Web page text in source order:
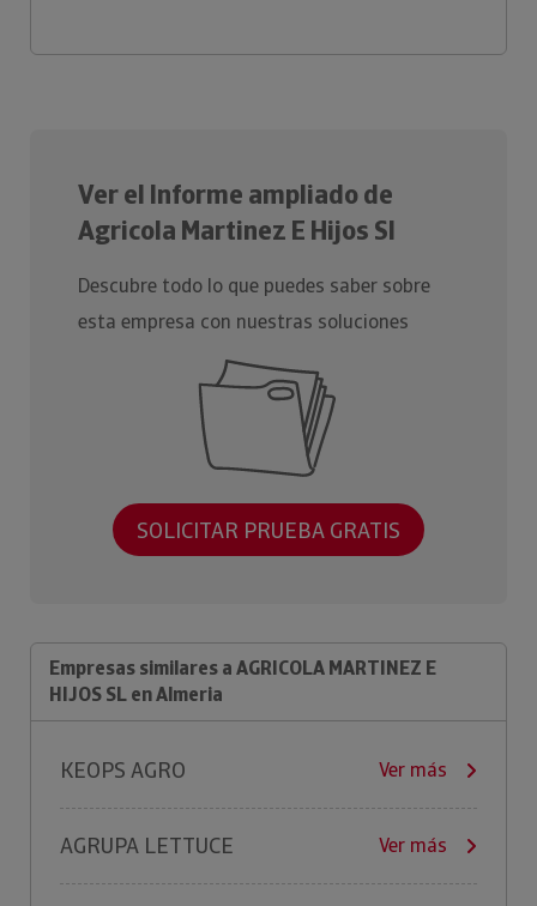
Ver el Informe ampliado de
Agricola Martinez E Hijos Sl
Descubre todo lo que puedes saber sobre
esta empresa con nuestras soluciones
SOLICITAR PRUEBA GRATIS
Empresas similares a AGRICOLA MARTINEZ E
HIJOS SL en Almeria
KEOPS AGRO Ver más
AGRUPA LETTUCE Ver más